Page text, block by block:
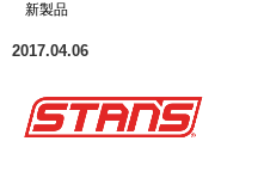
新製品
2017.04.06